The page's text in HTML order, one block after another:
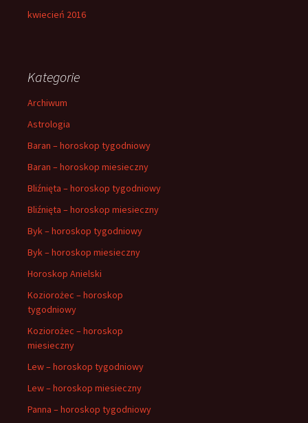
kwiecień 2016
Kategorie
Archiwum
Astrologia
Baran – horoskop tygodniowy
Baran – horoskop miesieczny
Bliźnięta – horoskop tygodniowy
Bliźnięta – horoskop miesieczny
Byk – horoskop tygodniowy
Byk – horoskop miesieczny
Horoskop Anielski
Koziorożec – horoskop
tygodniowy
Koziorożec – horoskop
miesieczny
Lew – horoskop tygodniowy
Lew – horoskop miesieczny
Panna – horoskop tygodniowy